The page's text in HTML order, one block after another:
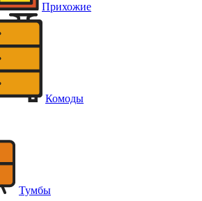
Прихожие
Комоды
Тумбы